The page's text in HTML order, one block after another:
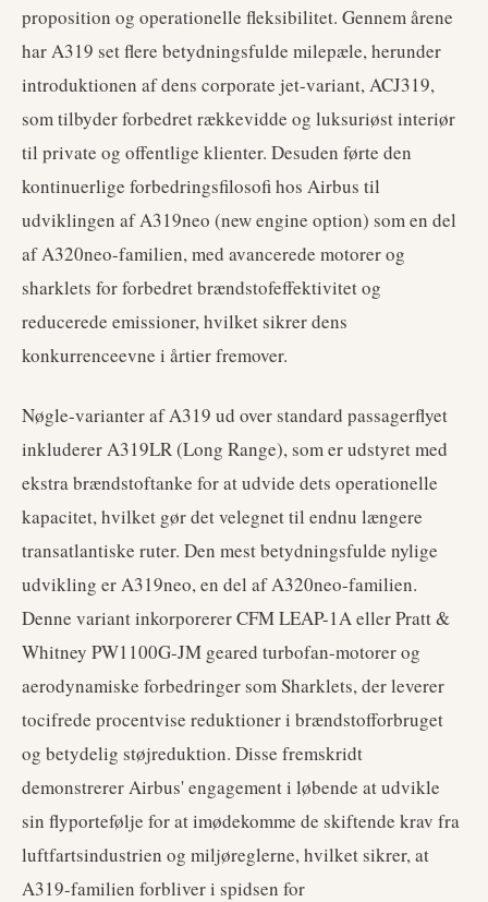
proposition og operationelle fleksibilitet. Gennem årene
har A319 set flere betydningsfulde milepæle, herunder
introduktionen af dens corporate jet-variant, ACJ319,
som tilbyder forbedret rækkevidde og luksuriøst interiør
til private og offentlige klienter. Desuden førte den
kontinuerlige forbedringsfilosofi hos Airbus til
udviklingen af A319neo (new engine option) som en del
af A320neo-familien, med avancerede motorer og
sharklets for forbedret brændstofeffektivitet og
reducerede emissioner, hvilket sikrer dens
konkurrenceevne i årtier fremover.
Nøgle-varianter af A319 ud over standard passagerflyet
inkluderer A319LR (Long Range), som er udstyret med
ekstra brændstoftanke for at udvide dets operationelle
kapacitet, hvilket gør det velegnet til endnu længere
transatlantiske ruter. Den mest betydningsfulde nylige
udvikling er A319neo, en del af A320neo-familien.
Denne variant inkorporerer CFM LEAP-1A eller Pratt &
Whitney PW1100G-JM geared turbofan-motorer og
aerodynamiske forbedringer som Sharklets, der leverer
tocifrede procentvise reduktioner i brændstofforbruget
og betydelig støjreduktion. Disse fremskridt
demonstrerer Airbus' engagement i løbende at udvikle
sin flyportefølje for at imødekomme de skiftende krav fra
luftfartsindustrien og miljøreglerne, hvilket sikrer, at
A319-familien forbliver i spidsen for